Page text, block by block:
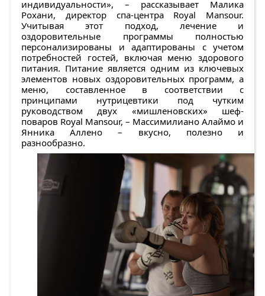
индивидуальности», – рассказывает Малика
Рохани, директор спа-центра Royal Mansour.
Учитывая этот подход, лечение и
оздоровительные программы полностью
персонализированы и адаптированы с учетом
потребностей гостей, включая меню здорового
питания. Питание является одним из ключевых
элементов новых оздоровительных программ, а
меню, составленное в соответствии с
принципами нутрицевтики под чутким
руководством двух «мишленовских» шеф-
поваров Royal Mansour, – Массимилиано Алаймо и
Янника Аллено – вкусно, полезно и
разнообразно.